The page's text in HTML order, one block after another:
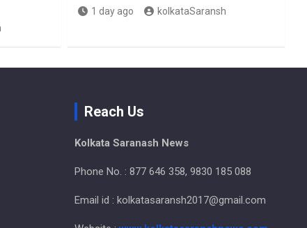
1 day ago kolkataSaransh
Reach Us
Kolkata Saranash News
Phone No. : 877 646 358, 9830 185 088
Email id : kolkatasaransh2017@gmail.com